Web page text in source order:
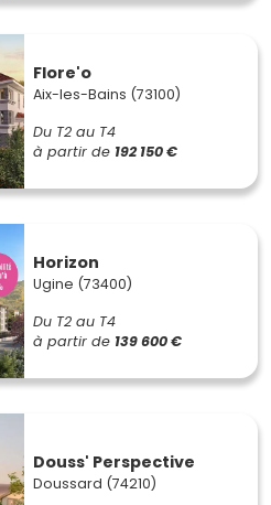
Flore'o
Aix-les-Bains (73100)
Du T2 au T4
à partir de 192 150 €
Horizon
Ugine (73400)
Du T2 au T4
à partir de 139 600 €
Douss' Perspective
Doussard (74210)